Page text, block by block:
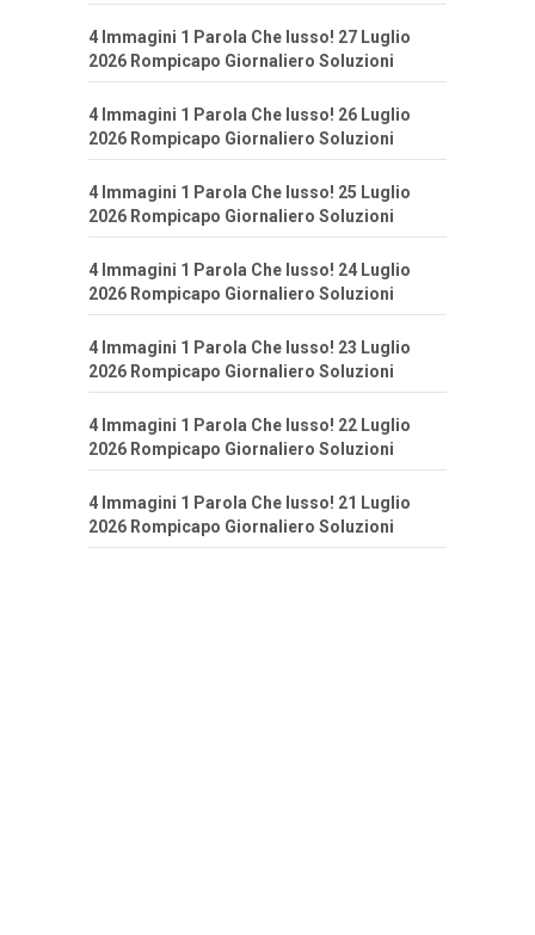
4 Immagini 1 Parola Che lusso! 27 Luglio
2026 Rompicapo Giornaliero Soluzioni
4 Immagini 1 Parola Che lusso! 26 Luglio
2026 Rompicapo Giornaliero Soluzioni
4 Immagini 1 Parola Che lusso! 25 Luglio
2026 Rompicapo Giornaliero Soluzioni
4 Immagini 1 Parola Che lusso! 24 Luglio
2026 Rompicapo Giornaliero Soluzioni
4 Immagini 1 Parola Che lusso! 23 Luglio
2026 Rompicapo Giornaliero Soluzioni
4 Immagini 1 Parola Che lusso! 22 Luglio
2026 Rompicapo Giornaliero Soluzioni
4 Immagini 1 Parola Che lusso! 21 Luglio
2026 Rompicapo Giornaliero Soluzioni